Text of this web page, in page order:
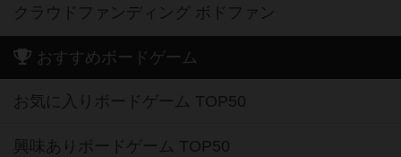
クラウドファンディング ボドファン
おすすめボードゲーム
お気に入りボードゲーム TOP50
興味ありボードゲーム TOP50